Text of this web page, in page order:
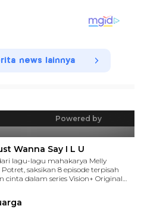
news lainnya